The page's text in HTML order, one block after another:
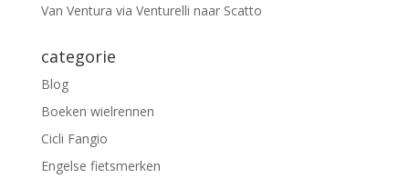
Van Ventura via Venturelli naar Scatto
categorie
Blog
Boeken wielrennen
Cicli Fangio
Engelse fietsmerken